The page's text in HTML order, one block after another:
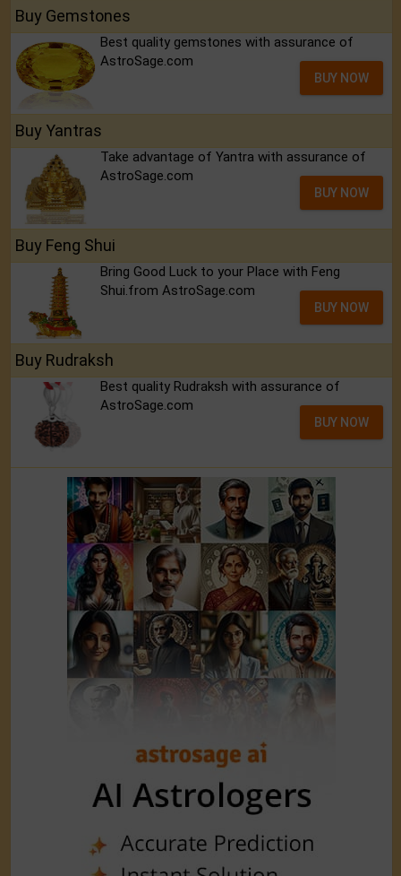
Buy Gemstones
Best quality gemstones with assurance of
AstroSage.com
BUY NOW
Buy Yantras
Take advantage of Yantra with assurance of
AstroSage.com
BUY NOW
Buy Feng Shui
Bring Good Luck to your Place with Feng
Shui.from AstroSage.com
BUY NOW
Buy Rudraksh
Best quality Rudraksh with assurance of
AstroSage.com
BUY NOW